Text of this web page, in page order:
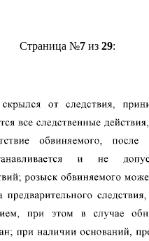
Страница №7из 29: